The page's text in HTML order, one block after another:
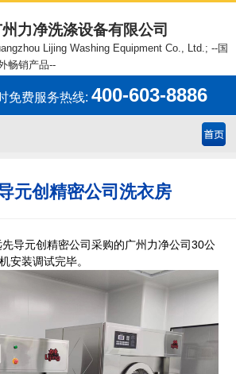
州力净洗涤设备有限公司
Lijing Washing Equipment Co., Ltd.; --国
畅销产品--
免费服务热线:400-603-8886
元创精密公司洗衣房
导元创精密公司采购的广州力净公司30公
安装调试完毕。